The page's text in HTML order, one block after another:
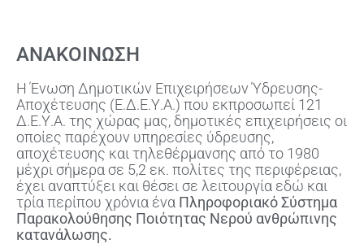
ΑΝΑΚΟΙΝΩΣΗ
Η Ένωση Δημοτικών Επιχειρήσεων Ύδρευσης-
Αποχέτευσης (Ε.Δ.Ε.Υ.Α.) που εκπροσωπεί 121
Δ.Ε.Υ.Α. της χώρας μας, δημοτικές επιχειρήσεις οι
οποίες παρέχουν υπηρεσίες ύδρευσης,
αποχέτευσης και τηλεθέρμανσης από το 1980
μέχρι σήμερα σε 5,2 εκ. πολίτες της περιφέρειας,
έχει αναπτύξει και θέσει σε λειτουργία εδώ και
τρία περίπου χρόνια ένα Πληροφοριακό Σύστημα
Παρακολούθησης Ποιότητας Νερού ανθρώπινης
κατανάλωσης.